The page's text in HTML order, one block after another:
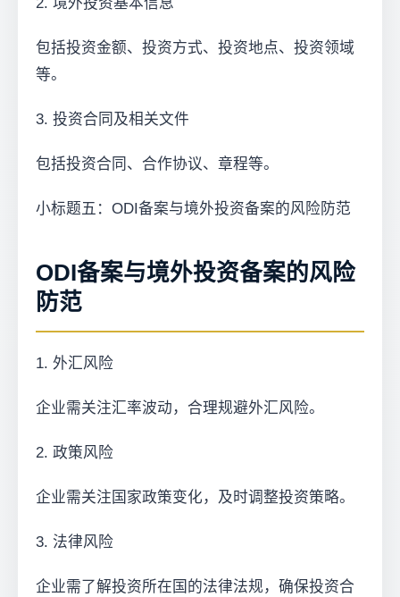
2. 境外投资基本信息
包括投资金额、投资方式、投资地点、投资领域
等。
3. 投资合同及相关文件
包括投资合同、合作协议、章程等。
小标题五：ODI备案与境外投资备案的风险防范
ODI备案与境外投资备案的风险
防范
1. 外汇风险
企业需关注汇率波动，合理规避外汇风险。
2. 政策风险
企业需关注国家政策变化，及时调整投资策略。
3. 法律风险
企业需了解投资所在国的法律法规，确保投资合